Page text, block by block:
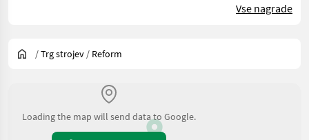
Vse nagrade
/Trg strojev / Reform
Loading the map will send data to Google.